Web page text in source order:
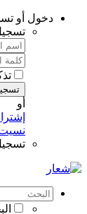
دخول أو
أو